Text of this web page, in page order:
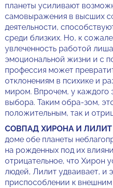
планеты усиливают
самовыражения в высших
деятельности,
среди близких. Но, к
увлеченность работой
эмоциональной жизни и с
профессия может
отклонениям в психике и
миром. Впрочем, у каждого
выбора. Таким обра-зом,
положительным, так и
СОВПАД ХИРОНА И
доме обе планеты
на рожденных под их
отрицательное, что Хирон
людей, Лилит удваивает, и
приспособлении к внешним